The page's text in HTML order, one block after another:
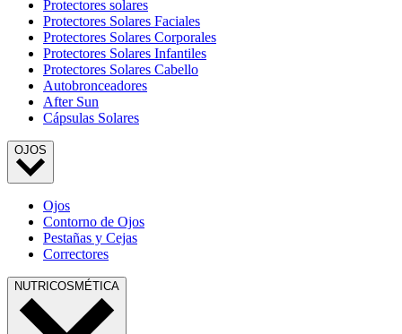
Protectores solares
Protectores Solares Faciales
Protectores Solares Corporales
Protectores Solares Infantiles
Protectores Solares Cabello
Autobronceadores
After Sun
Cápsulas Solares
OJOS
Ojos
Contorno de Ojos
Pestañas y Cejas
Correctores
NUTRICOSMÉTICA